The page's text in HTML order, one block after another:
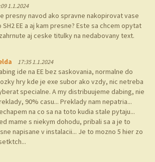
1.1.2024
presny navod ako spravne nakopirovat vase
EE a aj kam presne? Este sa chcem opytat
aj ceske titulky na nedabovany text.
17:35 1.1.2024
ide na EE bez saskovania, normalne do
hry kde je exe subor ako vzdy, nic netreba
specialne. A my distribuujeme dabing, nie
90% casu... Preklady nam nepatria...
na co sa na toto kudia stale pytaju...
mame s niekym dohodu, pribali sa a je to
napisane v instalacii... Je to mozno 5 hier zo